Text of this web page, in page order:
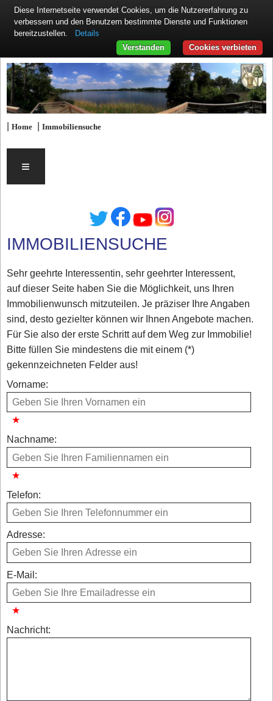
|Home |Immobiliensuche
≡
IMMOBILIENSUCHE
Sehr geehrte Interessentin, sehr geehrter Interessent,
auf dieser Seite haben Sie die Möglichkeit, uns Ihren
Immobilienwunsch mitzuteilen. Je präziser Ihre Angaben
sind, desto gezielter können wir Ihnen Angebote machen.
Für Sie also der erste Schritt auf dem Weg zur Immobilie!
Bitte füllen Sie mindestens die mit einem (*)
gekennzeichneten Felder aus!
Vorname:
Nachname:
Telefon:
Adresse:
E-Mail:
Nachricht:
Diese Internetseite verwendet Cookies, um die Nutzererfahrung zu
verbessern und den Benutzern bestimmte Dienste und Funktionen
bereitzustellen.
Details
Cookies verbieten
Verstanden